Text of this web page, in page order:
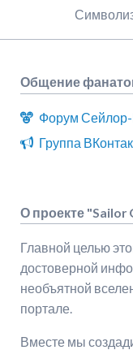
Общение
Форум Сейлор-
Группа
О проекте "Sailor
Главной целью
достоверной
необъятной
портале.
Вместе мы